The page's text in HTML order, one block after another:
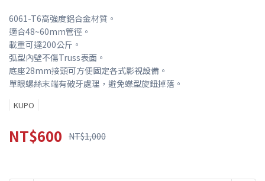
6061-T6高強度鋁合金材質。
適合48~60mm管徑。
載重可達200公斤。
弧型內壁不傷Truss表面。
底座28mm接頭可方便固定各式影視設備。
單眼螺絲末端有破牙處理，避免蝶型旋鈕掉落。
KUPO
NT$600 NT$1,000